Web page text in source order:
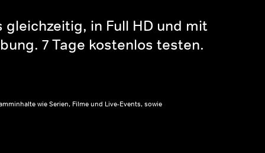
in Full HD und mit
7 Tage kostenlos testen.
wie Serien, Filme und Live-Events, sowie